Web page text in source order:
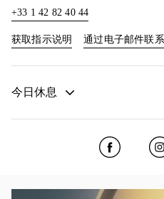
+33 1 42 82 40 44
获取指示说明 Link Opens in New
通过电子邮件联
今日休息
Click to open
Link